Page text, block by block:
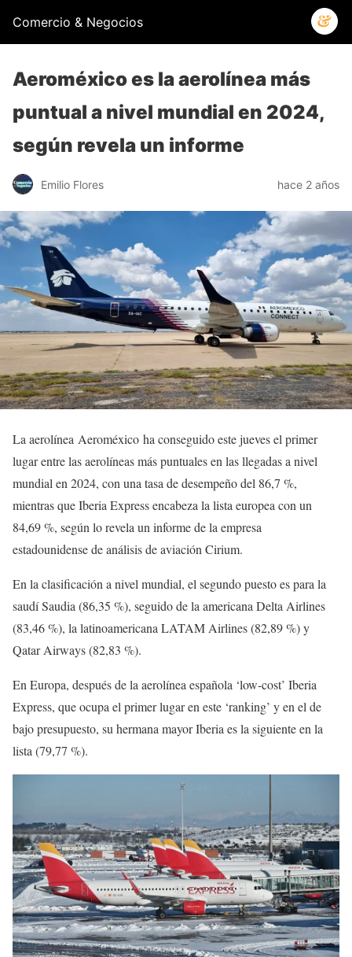
Comercio & Negocios
Aeroméxico es la aerolínea más
puntual a nivel mundial en 2024,
según revela un informe
Emilio Flores hace 2 años
La aerolínea Aeroméxico ha conseguido este jueves el primer
lugar entre las aerolíneas más puntuales en las llegadas a nivel
mundial en 2024, con una tasa de desempeño del 86,7 %,
mientras que Iberia Express encabeza la lista europea con un
84,69 %, según lo revela un informe de la empresa
estadounidense de análisis de aviación Cirium.
En la clasificación a nivel mundial, el segundo puesto es para la
saudí Saudia (86,35 %), seguido de la americana Delta Airlines
(83,46 %), la latinoamericana LATAM Airlines (82,89 %) y
Qatar Airways (82,83 %).
En Europa, después de la aerolínea española ‘low-cost’ Iberia
Express, que ocupa el primer lugar en este ‘ranking’ y en el de
bajo presupuesto, su hermana mayor Iberia es la siguiente en la
lista (79,77 %).